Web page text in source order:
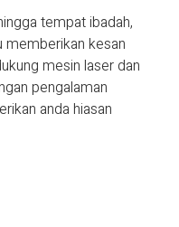
tempat ibadah,
memberikan kesan
mesin laser dan
pengalaman
anda hiasan